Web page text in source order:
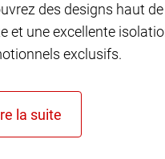
des designs haut
et une excellente
exclusifs.